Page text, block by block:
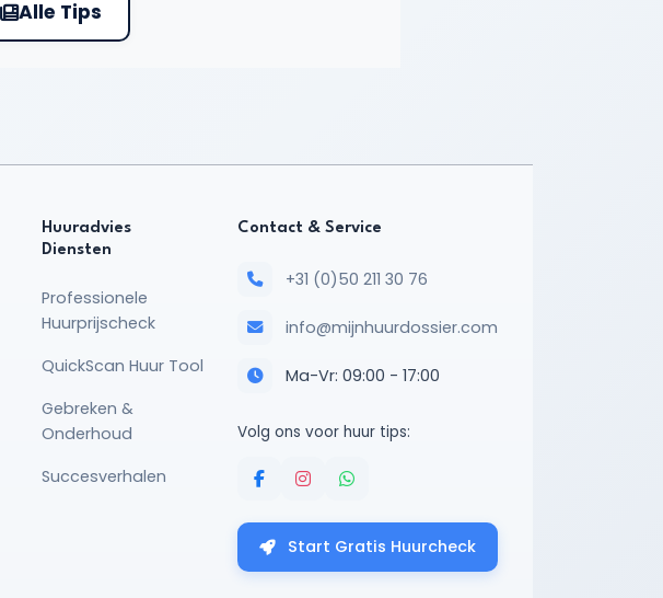
Alle Tips
Huuradvies
Diensten
Professionele
Huurprijscheck
QuickScan Huur Tool
Gebreken &
Onderhoud
Succesverhalen
Contact & Service
+31 (0)50 211 30 76
info@mijnhuurdossier.com
Ma-Vr: 09:00 - 17:00
Volg ons voor huur tips:
Start Gratis Huurcheck